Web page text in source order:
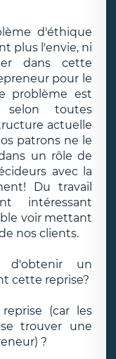
d'éthique
plus l'envie, ni
dans cette
pour le
problème est
toutes
actuelle
patrons ne le
un rôle de
avec la
Du travail
intéressant
voir mettant
nos clients.
d'obtenir un
cette reprise?
(car les
trouver une
?